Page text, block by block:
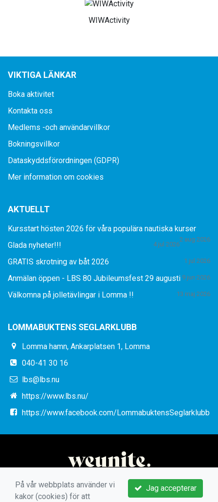
WIWActivity
VIKTIGA LÄNKAR
Boka aktivitet
Kontakta oss
Medlems -och användarvillkor
Bokningsvillkor
Dataskyddsförordningen (GDPR)
Mer information om cookies
AKTUELLT
Kursstart hösten 2026 för våra populära nautiska kurser
2 aug 2026
Glada nyheter!!! 4 jul 2026
GRATIS skrotning av båt 2026 1 jul 2026
Anmälan öppen - LBS 80 Jubileumsfest 29 augusti 9 jun 2026
Välkomna på jolletävlingar i Lomma !! 13 maj 2026
LOMMABUKTENS SEGLARKLUBB
Lomma hamn, Ankarplatsen 1, Lomma
040-41 30 16
lbs@lbs.nu
https://www.lbs.nu/
https://www.facebook.com/LommabuktensSeglarklubb
Jag accepterar
På vår webbplats använder vi
kakor (cookies) för att